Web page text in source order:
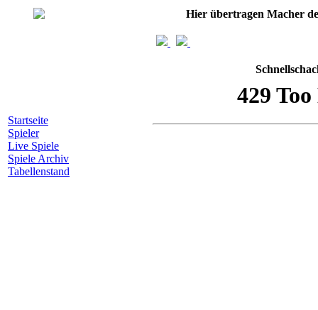
Startseite
Spieler
Live Spiele
Spiele Archiv
Tabellenstand
Hier übertragen Macher